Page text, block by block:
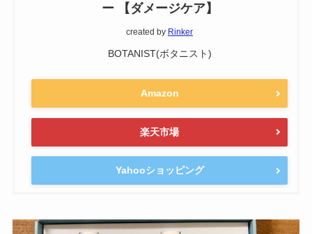
ー 【ダメージケア】
created by Rinker
BOTANIST(ボタニスト)
Amazon
楽天市場
Yahooショッピング